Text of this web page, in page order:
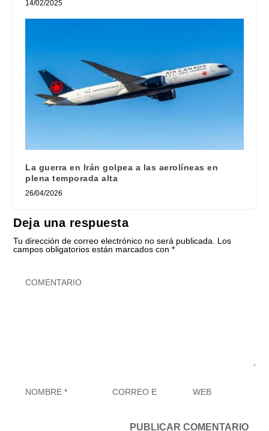
14/02/2025
La guerra en Irán golpea a las aerolíneas en
plena temporada alta
26/04/2026
Deja una respuesta
Tu dirección de correo electrónico no será publicada.
Los
campos obligatorios están marcados con*